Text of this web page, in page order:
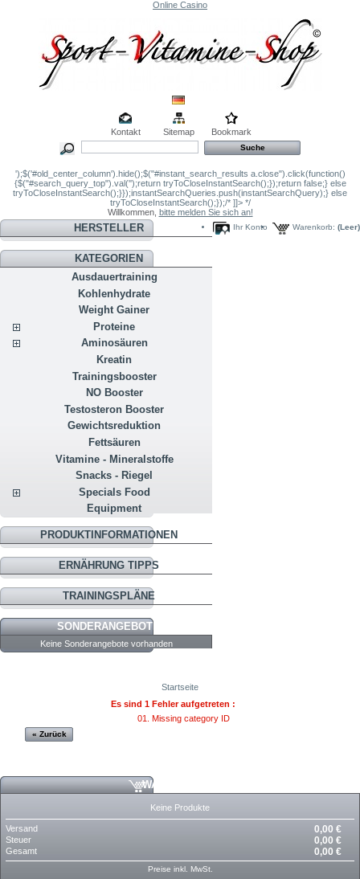
Online Casino
Kontakt Sitemap Bookmark
');$('#old_center_column').hide();$("#instant_search_results a.close").click(function()
{$("#search_query_top").val('');return tryToCloseInstantSearch();});return false;} else
tryToCloseInstantSearch();}});instantSearchQueries.push(instantSearchQuery);} else
tryToCloseInstantSearch();});/* ]]> */
Willkommen, bitte melden Sie sich an!
Warenkorb: (Leer)
Ihr Konto
HERSTELLER
KATEGORIEN
Ausdauertraining
Kohlenhydrate
Weight Gainer
Proteine
Aminosäuren
Kreatin
Trainingsbooster
NO Booster
Testosteron Booster
Gewichtsreduktion
Fettsäuren
Vitamine - Mineralstoffe
Snacks - Riegel
Specials Food
Equipment
PRODUKTINFORMATIONEN
ERNÄHRUNG TIPPS
TRAININGSPLÄNE
SONDERANGEBOTE
Keine Sonderangebote vorhanden
Startseite
Es sind 1 Fehler aufgetreten :
Missing category ID
« Zurück
WARENKORB
Keine Produkte
Versand 0,00 €
Steuer 0,00 €
Gesamt 0,00 €
Preise inkl. MwSt.